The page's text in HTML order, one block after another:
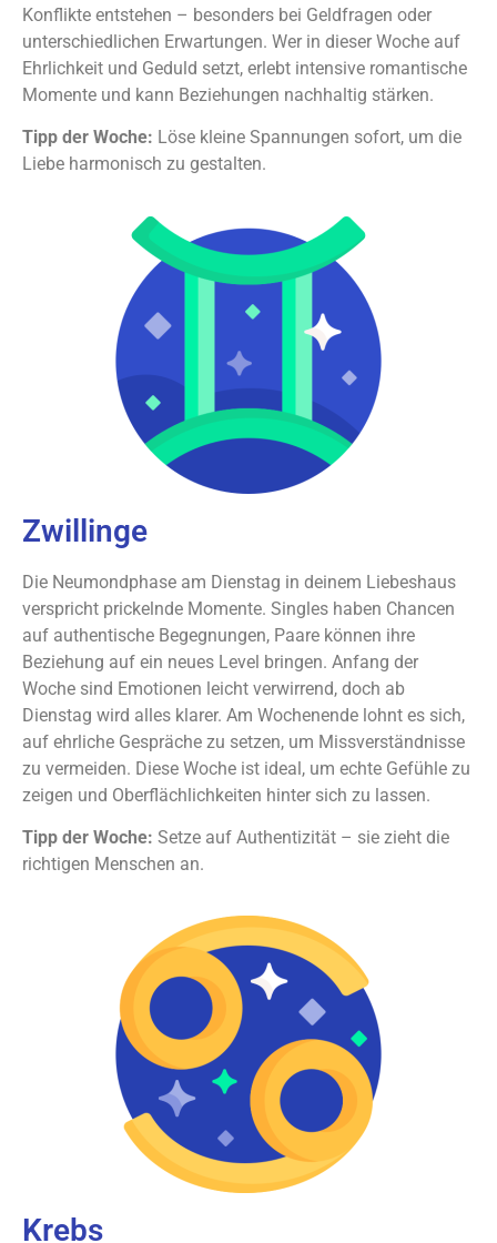
Konflikte entstehen – besonders bei Geldfragen oder
unterschiedlichen Erwartungen. Wer in dieser Woche auf
Ehrlichkeit und Geduld setzt, erlebt intensive romantische
Momente und kann Beziehungen nachhaltig stärken.
Tipp der Woche: Löse kleine Spannungen sofort, um die
Liebe harmonisch zu gestalten.
Zwillinge
Die Neumondphase am Dienstag in deinem Liebeshaus
verspricht prickelnde Momente. Singles haben Chancen
auf authentische Begegnungen, Paare können ihre
Beziehung auf ein neues Level bringen. Anfang der
Woche sind Emotionen leicht verwirrend, doch ab
Dienstag wird alles klarer. Am Wochenende lohnt es sich,
auf ehrliche Gespräche zu setzen, um Missverständnisse
zu vermeiden. Diese Woche ist ideal, um echte Gefühle zu
zeigen und Oberflächlichkeiten hinter sich zu lassen.
Tipp der Woche: Setze auf Authentizität – sie zieht die
richtigen Menschen an.
Krebs